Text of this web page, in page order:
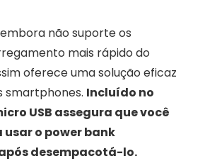
embora não suporte os
mais rápido do
oferece uma solução eficaz
smartphones. Incluído no
USB assegura que você
usar o power bank
desempacotá-lo.